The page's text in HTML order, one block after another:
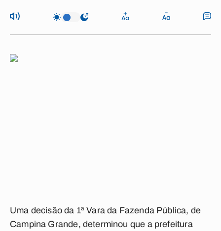
Uma decisão da 1ª Vara da Fazenda Pública, de
Campina Grande, determinou que a prefeitura